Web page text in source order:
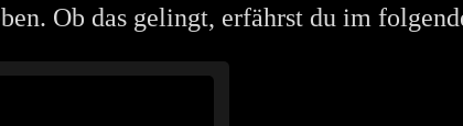
Ob das gelingt, erfährst du im